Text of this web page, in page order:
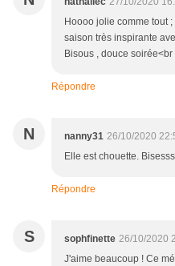
Hoooo jolie comme tout
saison très inspirante
Bisous , douce
Répondre
N nanny31 26/10/2020
Elle est chouette.
Répondre
S sophfinette 26/10/2020
J'aime beaucoup ! Ce